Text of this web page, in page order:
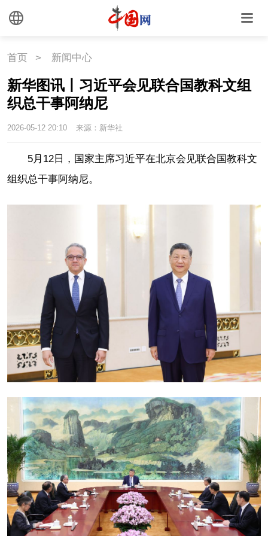
助残 一带一路
海洋
联盟 心理 老年
首页 > 新闻中心
新华图讯丨习近平会见联合国教科文组
织总干事阿纳尼
2026-05-12 20:10 来源：新华社
5月12日，国家主席习近平在北京会见联合国教科文
组织总干事阿纳尼。